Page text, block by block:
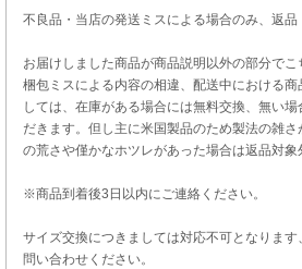
不良品・当店の発送ミスによる場合のみ、返品
お届けしました商品が商品説明以外の部分でこ
梱包ミスによる内容の相違、配送中における商
しては、在庫がある場合には無料交換、無い
だきます。但し主に米国製品のため製法の雑さ
の荒さや僅かなホツレがあった場合は返品対象
※商品到着後3日以内にご連絡ください。
サイズ交換につきましては対応不可となりま
問い合わせください。